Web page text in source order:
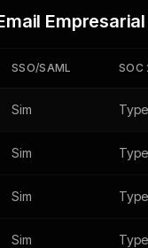
Empresarial
SSO/SAML SOC
Sim
Sim
Sim
Sim